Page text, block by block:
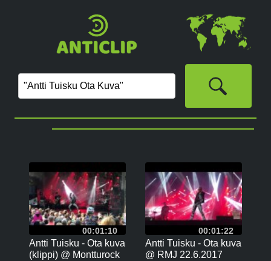
00:01:10
Antti Tuisku - Ota kuva
(klippi) @ Montturock
00:01:22
Antti Tuisku - Ota kuva
@ RMJ 22.6.2017